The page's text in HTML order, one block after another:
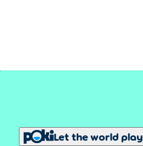
Let the world play